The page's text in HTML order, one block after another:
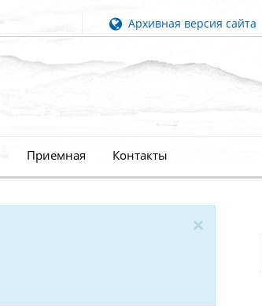
Архивная версия сайта
Приемная Контакты
×